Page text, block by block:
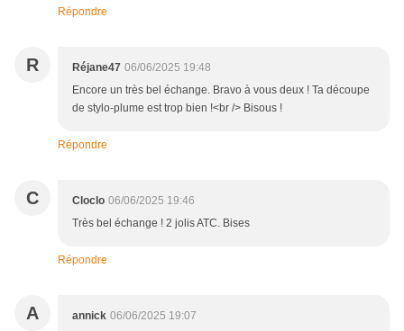
Répondre
R Réjane47 06/06/2025 19:48
Encore un très bel échange. Bravo à vous deux ! Ta découpe
de stylo-plume est trop bien !<br /> Bisous !
Répondre
C Cloclo 06/06/2025 19:46
Très bel échange ! 2 jolis ATC. Bises
Répondre
A annick 06/06/2025 19:07